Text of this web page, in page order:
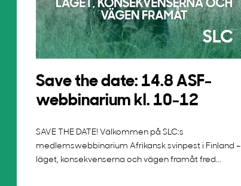
Save the date: 14.8 ASF-
webbinarium kl. 10-12
SAVE THE DATE! Välkommen på SLC:s
medlemswebbinarium Afrikansk svinpest i Finland –
läget, konsekvenserna och vägen framåt fred...